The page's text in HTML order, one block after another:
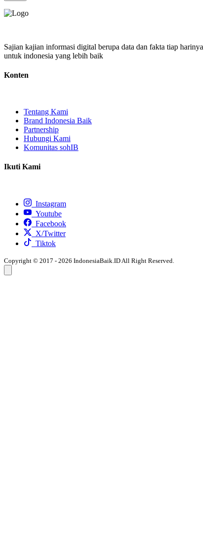
Sajian kajian informasi digital berupa data dan fakta tiap harinya
untuk indonesia yang lebih baik
Konten
Tentang Kami
Brand Indonesia Baik
Partnership
Hubungi Kami
Komunitas sohIB
Ikuti Kami
Instagram
Youtube
Facebook
X/Twitter
Tiktok
Copyright © 2017 - 2026 IndonesiaBaik.ID All Right Reserved.